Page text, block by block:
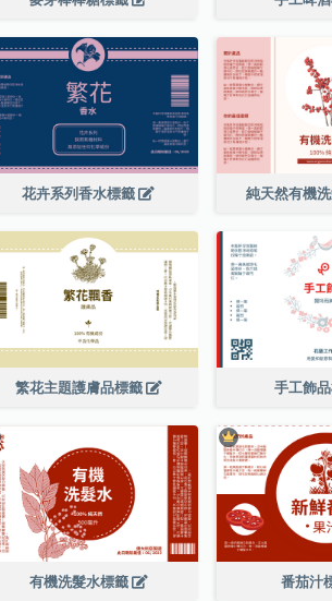
花卉系列香水標籤 純天然有機
繁花主題護膚品標籤 手工飾
有機洗髮水標籤 番茄汁